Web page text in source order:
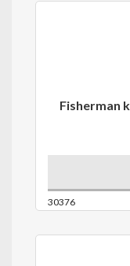
Fisherman
30376